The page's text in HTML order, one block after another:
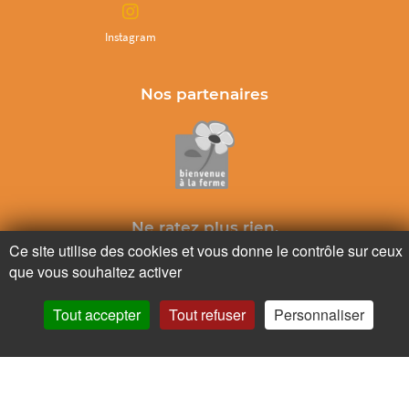
Instagram
Nos partenaires
Ne ratez plus rien,
Abonnez-vous à notre newsletter
Ce site utilise des cookies et vous donne le contrôle sur ceux
que vous souhaitez activer
Tout accepter Tout refuser Personnaliser